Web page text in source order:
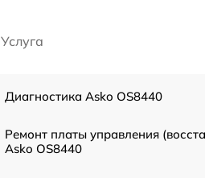
Услуга
Диагностика Asko OS8440
Ремонт платы управления
Asko OS8440